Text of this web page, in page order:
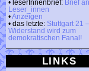
• leserInnenbrief: Brief
Leser_innen
•Anzeigen
• das letzte: Stuttgart 21 –
Widerstand wird zum
demokratischen Fanal!
LINKS